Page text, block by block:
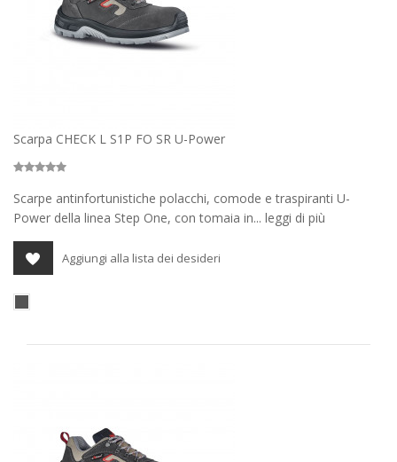
Scarpa CHECK L S1P FO SR U-Power
Scarpe antinfortunistiche polacchi, comode e traspiranti U-
Power della linea Step One, con tomaia in... leggi di più
Aggiungi alla lista dei desideri